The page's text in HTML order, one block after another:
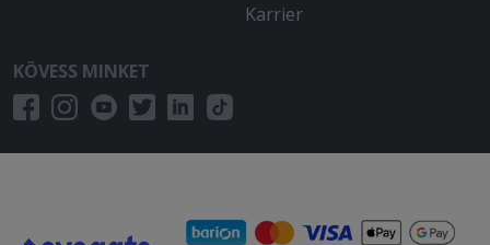
Karrier
KÖVESS MINKET